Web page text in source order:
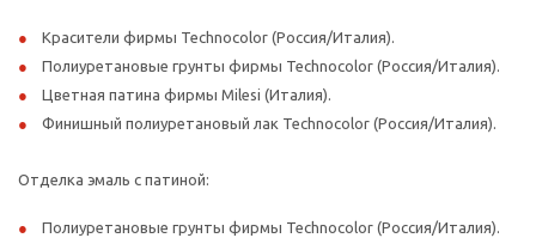
Красители фирмы Technocolor (Россия/Италия).
Полиуретановые грунты фирмы Technocolor (Россия/Италия).
Цветная патина фирмы Milesi (Италия).
Финишный полиуретановый лак Technocolor (Россия/Италия).
Отделка эмаль с патиной:
Полиуретановые грунты фирмы Technocolor (Россия/Италия).